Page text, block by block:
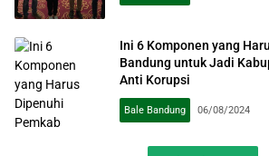
Ini 6 Komponen yang
Bandung untuk Jadi
Anti Korupsi
Bale Bandung 06/08/2024